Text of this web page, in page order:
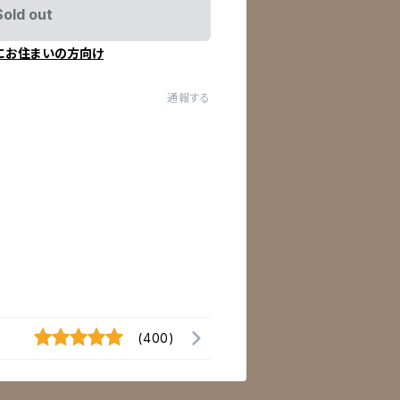
out
お住まいの方向け
通報する
(400)